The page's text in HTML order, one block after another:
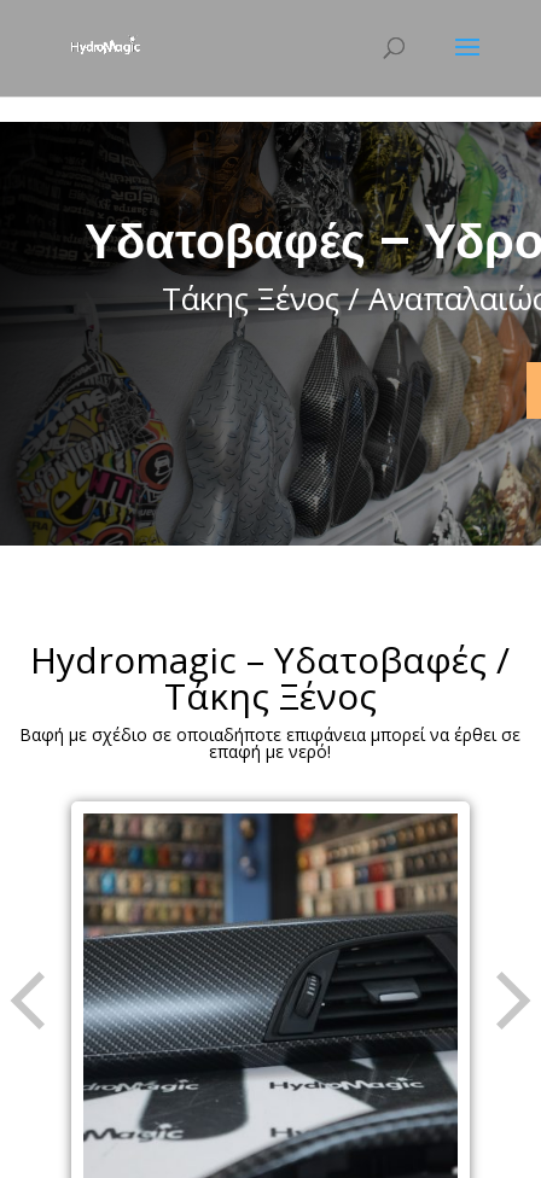
Υδατοβαφές –
Τάκης Ξένος /
Hydromagic – Υδατοβαφές /
Τάκης Ξένος
Βαφή με σχέδιο σε οποιαδήποτε επιφάνεια μπορεί να έρθει σε
επαφή με νερό!